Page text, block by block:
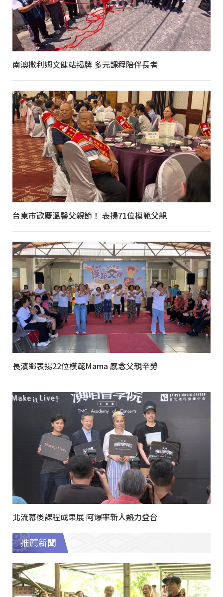
南澳撒利姆文健站揭牌 多元課程陪伴長者
台東市歡慶溫馨父親節！ 表揚71位模範父親
長濱鄉表揚22位模範Mama 感念父親辛勞
北流幕後課程成果展 阿爆率新人熱力登台
推薦新聞